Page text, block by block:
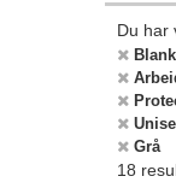
Du har
Grå
18